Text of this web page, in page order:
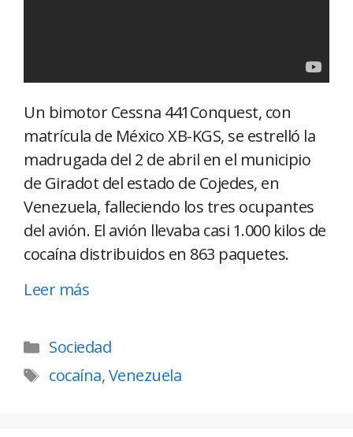
Un bimotor Cessna 441Conquest, con
matrícula de México XB-KGS, se estrelló la
madrugada del 2 de abril en el municipio
de Giradot del estado de Cojedes, en
Venezuela, falleciendo los tres ocupantes
del avión. El avión llevaba casi 1.000 kilos de
cocaína distribuidos en 863 paquetes.
Leer más
Sociedad
cocaína,Venezuela